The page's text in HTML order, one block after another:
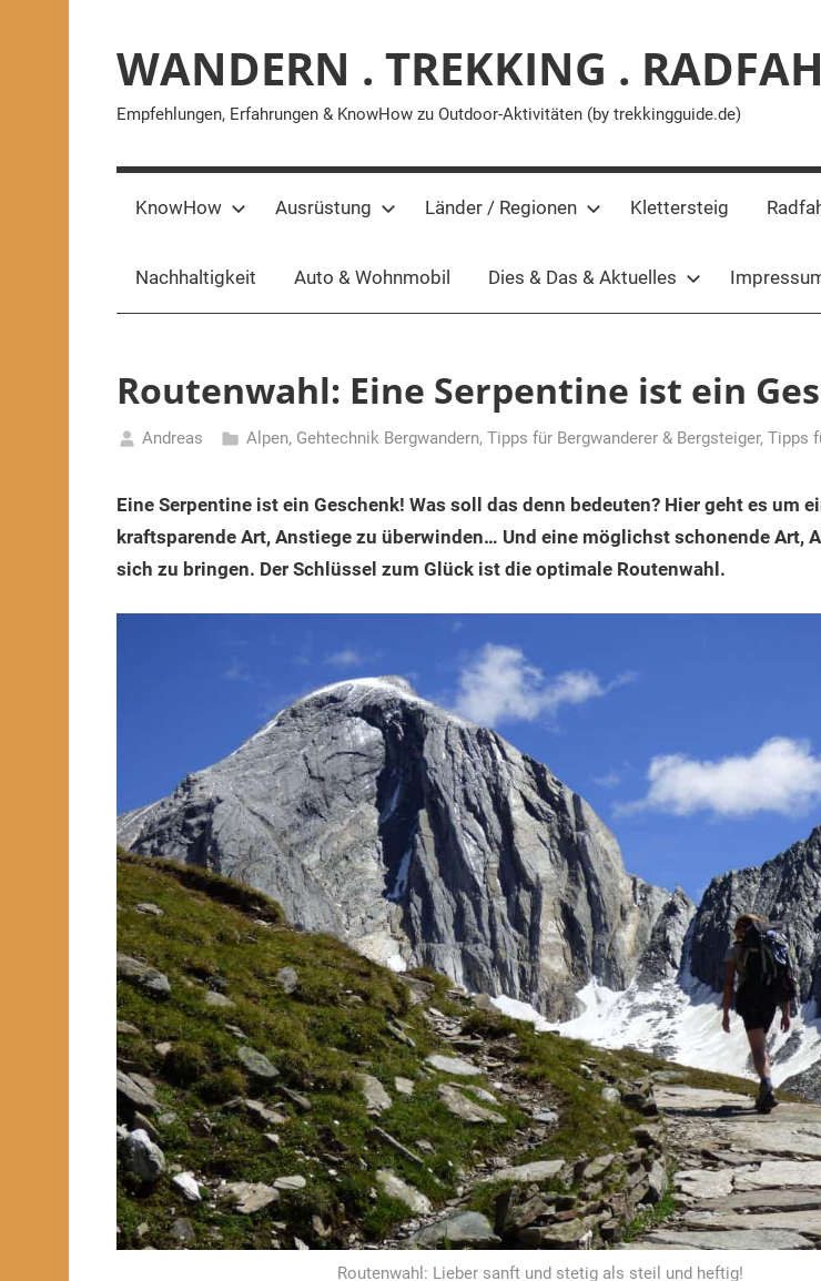
WANDERN . TREKKING .
Empfehlungen, Erfahrungen & KnowHow zu Outdoor-Aktivitäten (by trekkingguide.de)
KnowHow Ausrüstung Länder / Regionen Klettersteig
Nachhaltigkeit Auto & Wohnmobil Dies & Das & Aktuelles
Routenwahl: Eine Serpentine ist ein
Januar
2021
Andreas Alpen, Gehtechnik Bergwandern, Tipps für Bergwanderer & Bergsteiger, Tipps
Eine Serpentine ist ein Geschenk! Was soll das denn bedeuten? Hier geht es um
kraftsparende Art, Anstiege zu überwinden… Und eine möglichst schonende Art,
sich zu bringen. Der Schlüssel zum Glück ist die optimale Routenwahl.
Routenwahl: Lieber sanft und stetig als steil und heftig!